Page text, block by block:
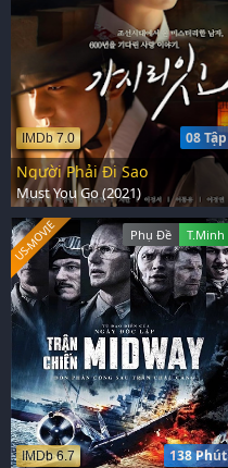
08 Tập
IMDb 7.0
Người Phải Đi Sao
Must You Go (2021)
Phụ Đề T.Minh
138 Phút
IMDb 6.7
US-MOVIE